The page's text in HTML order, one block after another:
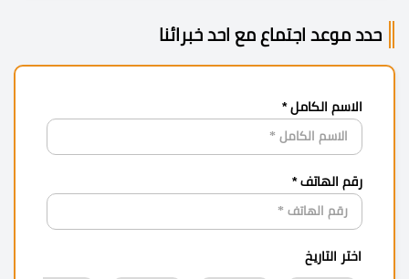
حدد موعد اجتماع مع احد خبرائنا
الاسم الكامل *
رقم الهاتف *
اختر التاريخ